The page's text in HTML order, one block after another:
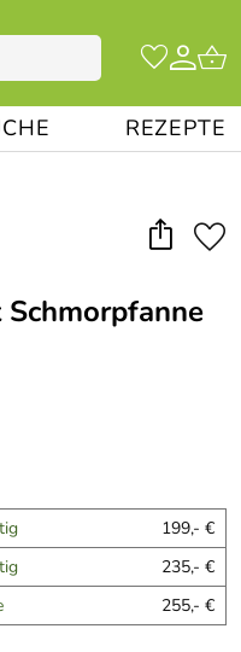
REZEPTE
199,- €
235,- €
255,- €